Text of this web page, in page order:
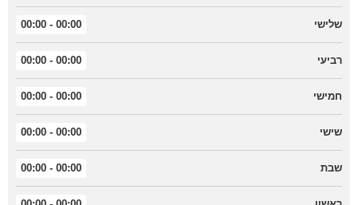
שלישי 00:00 - 00:00
רביעי 00:00 - 00:00
חמישי 00:00 - 00:00
שישי 00:00 - 00:00
שבת 00:00 - 00:00